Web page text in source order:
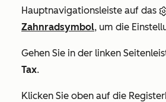
Hauptnavigationsleiste auf das
Zahnradsymbol, um die
Gehen Sie in der linken
Tax.
Klicken Sie oben auf die